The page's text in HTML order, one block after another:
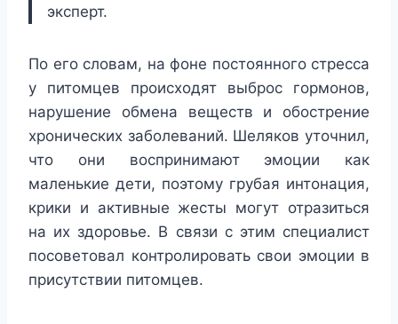
эксперт.
По его словам, на фоне постоянного стресса
у питомцев происходят выброс гормонов,
нарушение обмена веществ и обострение
хронических заболеваний. Шеляков уточнил,
что они воспринимают эмоции как
маленькие дети, поэтому грубая интонация,
крики и активные жесты могут отразиться
на их здоровье. В связи с этим специалист
посоветовал контролировать свои эмоции в
присутствии питомцев.